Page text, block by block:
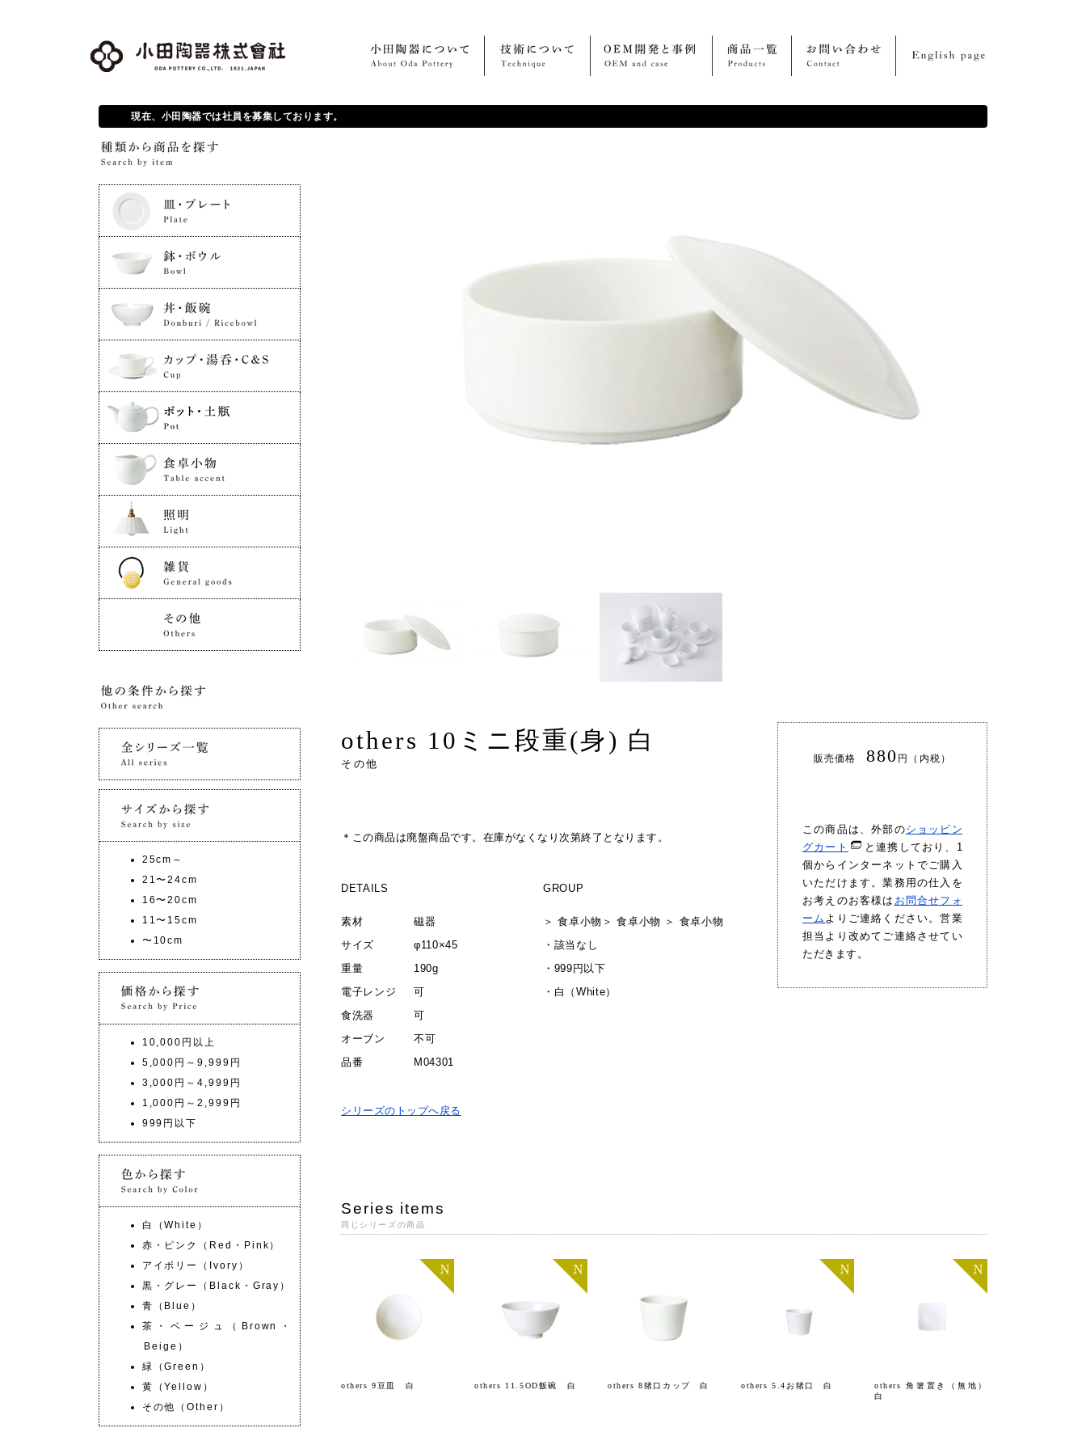
現在、小田陶器では社員を募集しております。
others 10ミニ段重(身) 白
その他
＊この商品は廃盤商品です。在庫がなくなり次第終了となります。
DETAILS
素材
磁器
サイズ
φ110×45
重量
190g
電子レンジ
可
食洗器
可
オーブン
不可
品番
M04301
GROUP
＞食卓小物 ＞食卓小物 ＞ 食卓小物
・ 該当なし
・ 999円以下
・ 白（White）
販売価格 880 円（内税）
この商品は、外部のショッピン
グカート
と連携しており、1
個からインターネットでご購入
いただけます。業務用の仕入を
お考えのお客様は お問合せフォ
ーム よりご連絡ください。営業
担当より改めてご連絡させてい
ただきます。
シリーズのトップへ戻る
Series items
同じシリーズの商品
others 9豆皿 白 others 11.5OD飯碗 白 others 8猪口カップ 白 others 5.4お猪口 白
others 角箸置き（無地）
白
25cm～
21〜24cm
16〜20cm
11〜15cm
〜10cm
10,000円以上
5,000円～9,999円
3,000円～4,999円
1,000円～2,999円
999円以下
白（White）
赤・ピンク（Red・Pink）
アイボリー（Ivory）
黒・グレー（Black・Gray）
青（Blue）
茶・ベージュ（Brown・
Beige）
緑（Green）
黄（Yellow）
その他（Other）